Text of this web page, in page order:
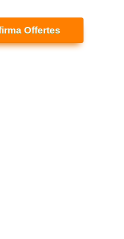
Offertes